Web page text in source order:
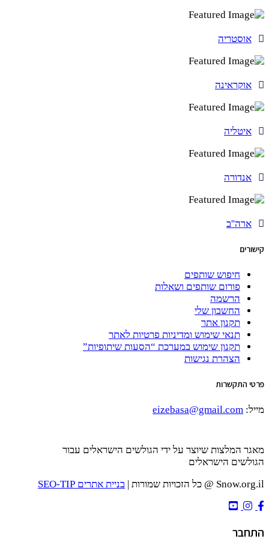
אוסטריה
אוקראינה
איטליה
אנדורה
ארה''ב
קישורים
חיפוש שותפים
פורום שותפים ושאלות
הרשמה
החשבון שלי
תקנון אתר
תנאי שימוש ומדיניות פרטיות לאתר
תקנון שימוש במערכת “הסעות שיתופיות”
הצהרת נגישות
פרטי התקשרות
מייל: eizebasa@gmail.com
מאגר המלצות שיוצר על ידי הגולשים הישראלים עבור
הגולשים הישראלים
Snow.org.il @ כל הזכויות שמורות |
בניית אתרים SEO-TIP
התחבר